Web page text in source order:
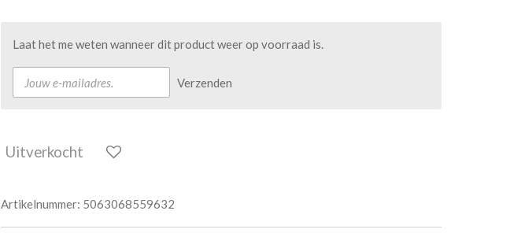
Laat het me weten wanneer dit product weer op voorraad is.
Verzenden
Uitverkocht
Artikelnummer: 5063068559632